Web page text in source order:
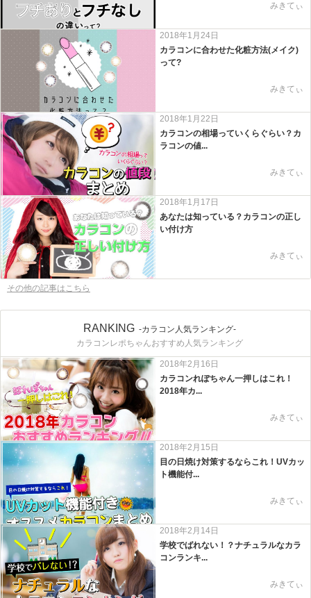
みきてぃ
2018年1月24日
カラコンに合わせた化粧方法(メイク)
って?
みきてぃ
2018年1月22日
カラコンの相場っていくらぐらい？カ
ラコンの値...
みきてぃ
2018年1月17日
あなたは知っている？カラコンの正し
い付け方
みきてぃ
その他の記事はこちら
RANKING -カラコン人気ランキング-
カラコンレポちゃんおすすめ人気ランキング
2018年2月16日
カラコンれぽちゃん一押しはこれ！
2018年カ...
みきてぃ
2018年2月15日
目の日焼け対策するならこれ！UVカッ
ト機能付...
みきてぃ
2018年2月14日
学校でばれない！？ナチュラルなカラ
コンランキ...
みきてぃ